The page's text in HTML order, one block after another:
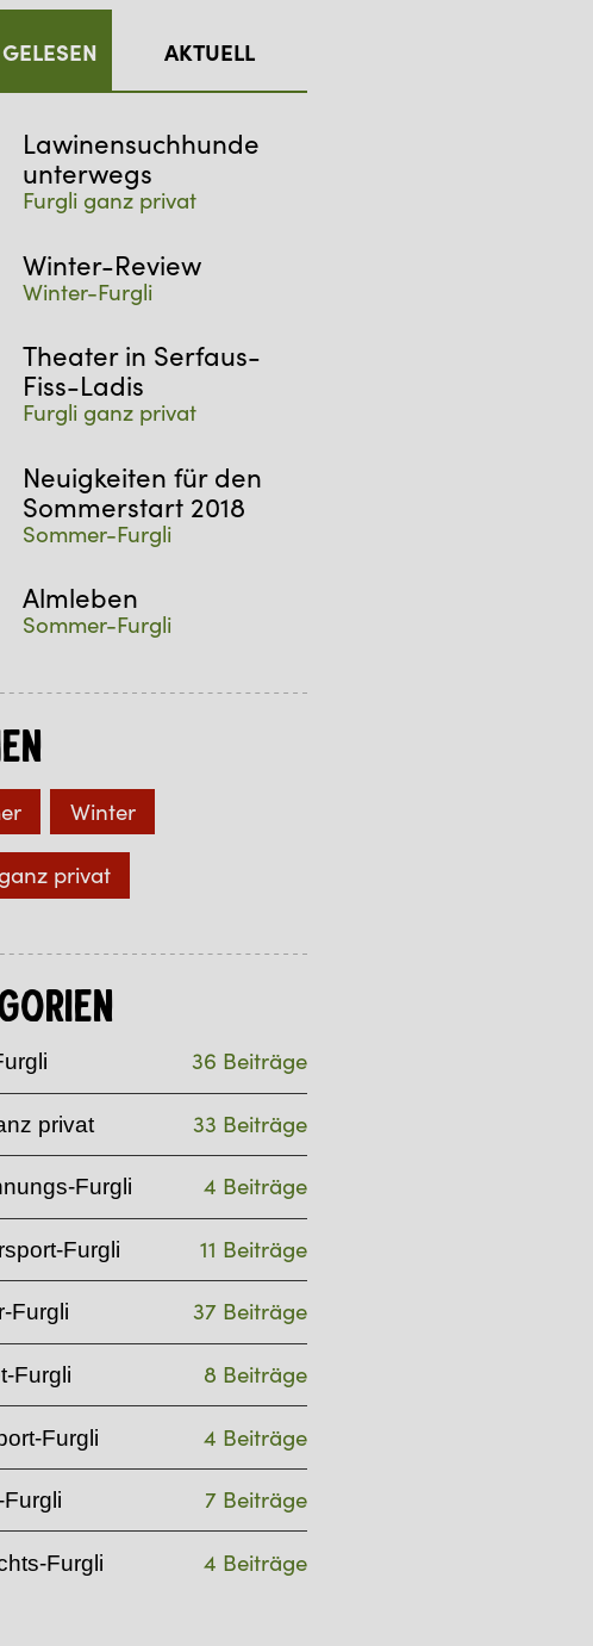
AKTUELL
Lawinensuchhunde
unterwegs
Furgli ganz privat
Winter-Review
Winter-Furgli
Theater in Serfaus-
Fiss-Ladis
Furgli ganz privat
Neuigkeiten für den
Sommerstart 2018
Sommer-Furgli
Almleben
Sommer-Furgli
Winter
privat
36 Beiträge
privat 33 Beiträge
Furgli 4 Beiträge
Furgli 11 Beiträge
Furgli 37 Beiträge
Furgli 8 Beiträge
Furgli 4 Beiträge
7 Beiträge
Furgli 4 Beiträge